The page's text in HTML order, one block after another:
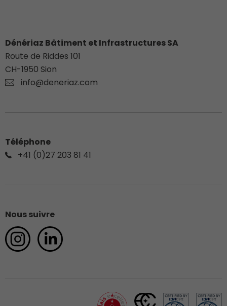
Dénériaz Bâtiment et Infrastructures SA
Route de Riddes 101
CH-1950 Sion
info@deneriaz.com
Téléphone
+41 (0)27 203 81 41
Nous suivre